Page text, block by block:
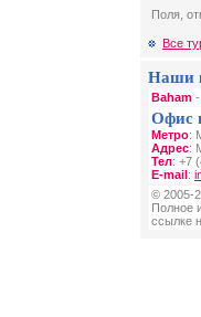
Поля,
Все
Наши
Baham -
Офис
Метро:
Адрес:
Тел: +7
E-mail:
© 2005-
Полное
ссылке